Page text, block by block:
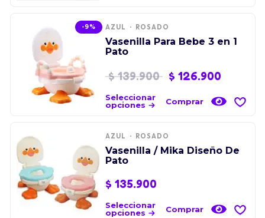
-9% AZUL ROSADO
Vasenilla Para Bebe 3 en 1
Pato
$139.900 $ 126.900
Seleccionar
opciones
Comprar
AZUL ROSADO
Vasenilla / Mika Diseño De
Pato
$ 135.900
Seleccionar
opciones
Comprar